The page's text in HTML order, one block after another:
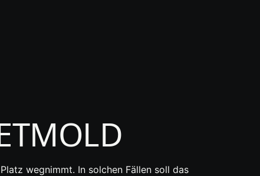
wegnimmt. In solchen Fällen soll das